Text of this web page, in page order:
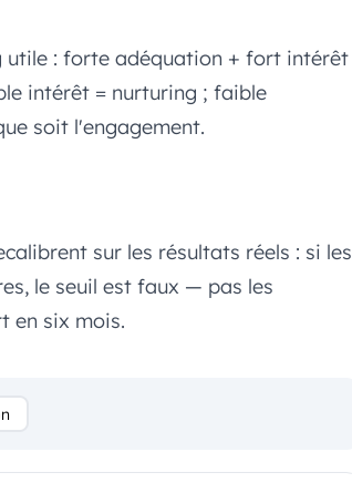
utile : forte adéquation + fort intérêt
intérêt = nurturing ; faible
soit l'engagement.
sur les résultats réels : si les
le seuil est faux — pas les
en six mois.